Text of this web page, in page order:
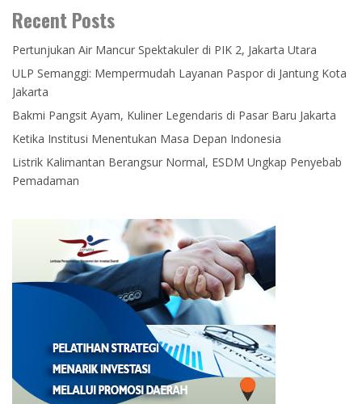
Recent Posts
Pertunjukan Air Mancur Spektakuler di PIK 2, Jakarta Utara
ULP Semanggi: Mempermudah Layanan Paspor di Jantung Kota
Jakarta
Bakmi Pangsit Ayam, Kuliner Legendaris di Pasar Baru Jakarta
Ketika Institusi Menentukan Masa Depan Indonesia
Listrik Kalimantan Berangsur Normal, ESDM Ungkap Penyebab
Pemadaman